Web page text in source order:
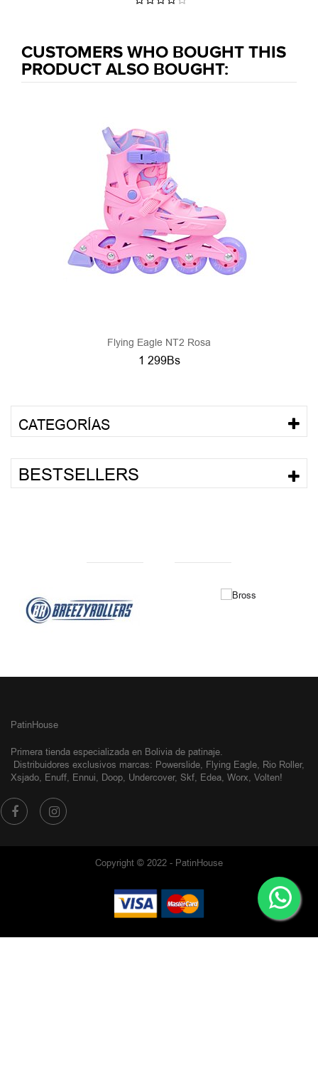
CUSTOMERS WHO BOUGHT THIS
PRODUCT ALSO BOUGHT:
Flying Eagle NT2 Rosa
1 299Bs
CATEGORÍAS
BESTSELLERS
PatinHouse
Primera tienda especializada en Bolivia de patinaje.
Distribuidores exclusivos marcas: Powerslide, Flying Eagle, Rio Roller,
Xsjado, Enuff, Ennui, Doop, Undercover, Skf, Edea, Worx, Volten!
Copyright © 2022 - PatinHouse